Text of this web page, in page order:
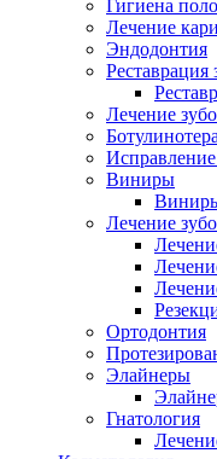
Гигиена
Лечение
Эндодонтия
Реставрация
Лечение
Виниры
Лечение
Ортодонтия
Элайнеры
Гнатология